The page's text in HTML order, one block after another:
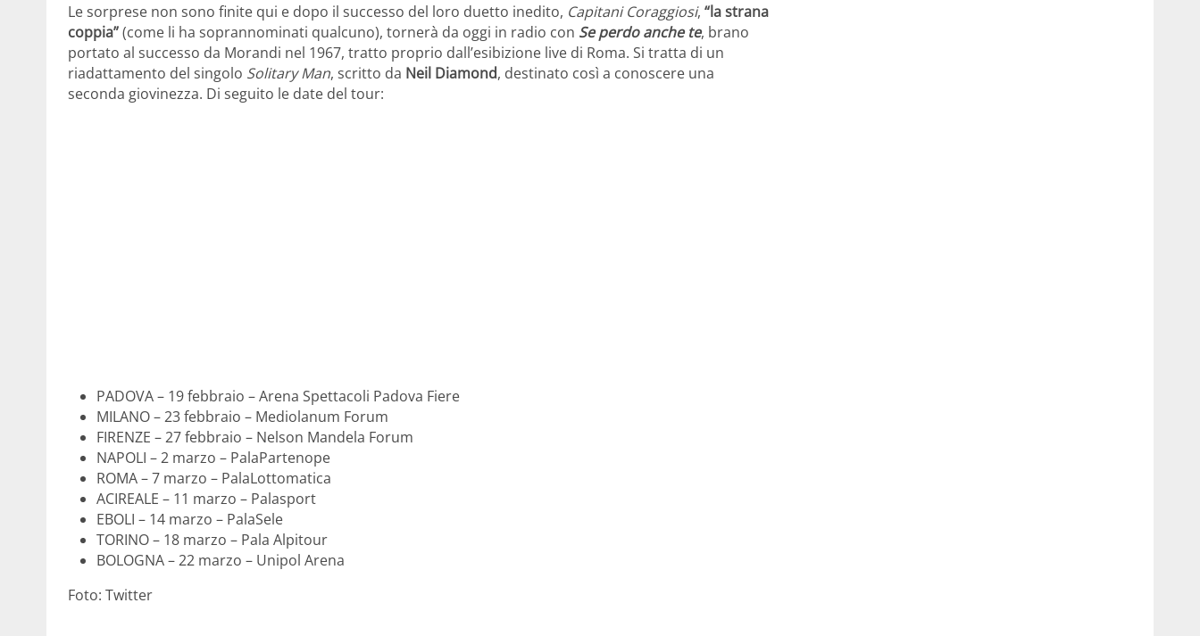
Le sorprese non sono finite qui e dopo il successo del loro duetto inedito, Capitani Coraggiosi, “la strana
coppia”(come li ha soprannominati qualcuno), tornerà da oggi in radio con Se perdo anche te, brano
portato al successo da Morandi nel 1967, tratto proprio dall’esibizione live di Roma. Si tratta di un
riadattamento del singolo Solitary Man, scritto da Neil Diamond, destinato così a conoscere una
seconda giovinezza. Di seguito le date del tour:
PADOVA – 19 febbraio – Arena Spettacoli Padova Fiere
MILANO – 23 febbraio – Mediolanum Forum
FIRENZE – 27 febbraio – Nelson Mandela Forum
NAPOLI – 2 marzo – PalaPartenope
ROMA – 7 marzo – PalaLottomatica
ACIREALE – 11 marzo – Palasport
EBOLI – 14 marzo – PalaSele
TORINO – 18 marzo – Pala Alpitour
BOLOGNA – 22 marzo – Unipol Arena
Foto: Twitter